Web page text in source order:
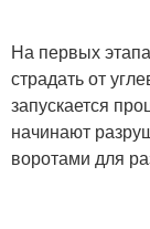
На первых
страдать от
запускается
начинают
воротами для